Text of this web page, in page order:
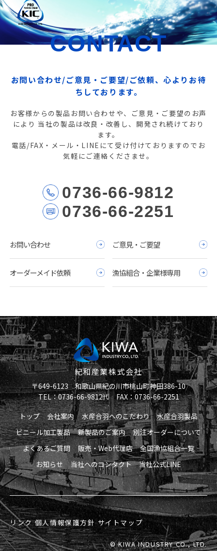
CONTACT
お問い合わせ/ご意見・ご要望/ご依頼、心よりお待
ちしております。
お客様からの製品お問い合わせや、ご意見・ご要望のお声
により 当社の製品は改良・改善し、開発され続けており
ます。
電話/FAX・メール・LINEにて受け付けておりますのでお
気軽にご連絡くださませ。
0736-66-9812
0736-66-2251
お問い合わせ ご意見・ご要望
オーダーメイド依頼 漁協組合・企業様専用
紀和産業株式会社
〒649-6123 和歌山県紀の川市桃山町神田386-10
TEL：0736-66-9812㈹ FAX：0736-66-2251
トップ
会社案内 水産合羽へのこだわり
水産合羽製品
ビニール加工製品
新製品のご案内
別注オーダーについて
よくあるご質問
販売・Web代理店
全国漁協組合一覧
お知らせ
当社へのコンタクト 当社公式LINE
リンク 個人情報保護方針 サイトマップ
© KIWA INDUSTRY CO., LTD.